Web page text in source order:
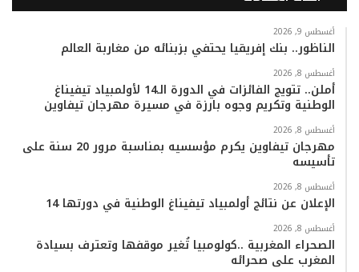
ب
ك
ب
ر
T
k
س
ب
أغسطس 9, 2026
الناظور.. بنك إفريقيا يحتفي بزبنائه من مغاربة العالم
أغسطس 8, 2026
أملن.. تتويج الفائزات في الدورة الـ14 لأولمبياد تيفيناغ
الوطنية وتكريم وجوه بارزة في مسيرة مهرجان تيفاوين
أغسطس 8, 2026
مهرجان تيفاوين يكرم مؤسسيه بمناسبة مرور 20 سنة على
تأسيسه
أغسطس 8, 2026
الإعلان عن نتائج أولمبياد تيفيناغ الوطنية في دورتها 14
أغسطس 8, 2026
الصحراء المغربية ..كولومبيا تُغير موقفها وتعترف بسيادة
المغرب على صحرائه